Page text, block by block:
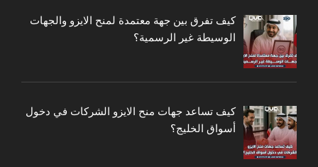
كيف تفرق بين جهة معتمدة لمنح الايزو والجهات
الوسيطة غير الرسمية؟
كيف تساعد جهات منح الايزو الشركات في دخول
أسواق الخليج؟